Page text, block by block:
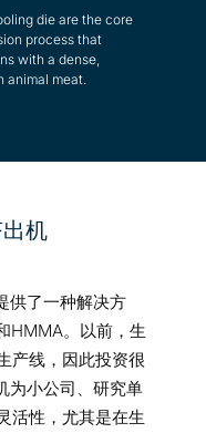
die are the core
process that
with a dense,
animal meat.
机
供了一种解决方
HMMA。以前，生
产线，因此投资很
为小公司、研究单
活性，尤其是在生